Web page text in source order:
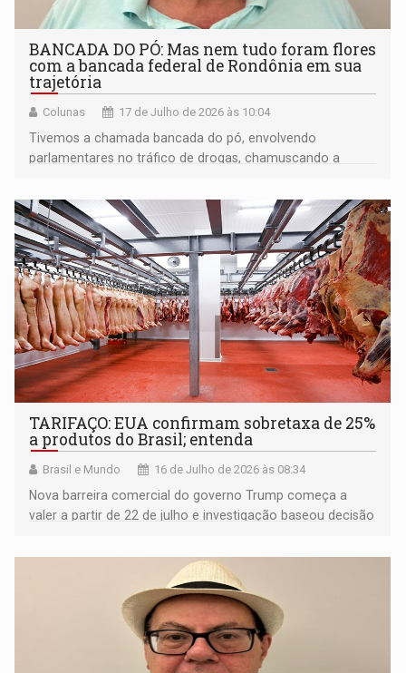
BANCADA DO PÓ: Mas nem tudo foram flores
com a bancada federal de Rondônia em sua
trajetória
Colunas 17 de Julho de 2026 às 10:04
Tivemos a chamada bancada do pó, envolvendo
parlamentares no tráfico de drogas, chamuscando a
TARIFAÇO: EUA confirmam sobretaxa de 25%
a produtos do Brasil; entenda
Brasil e Mundo 16 de Julho de 2026 às 08:34
Nova barreira comercial do governo Trump começa a
valer a partir de 22 de julho e investigação baseou decisão